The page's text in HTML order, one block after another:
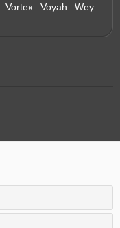
Vortex Voyah
Wey